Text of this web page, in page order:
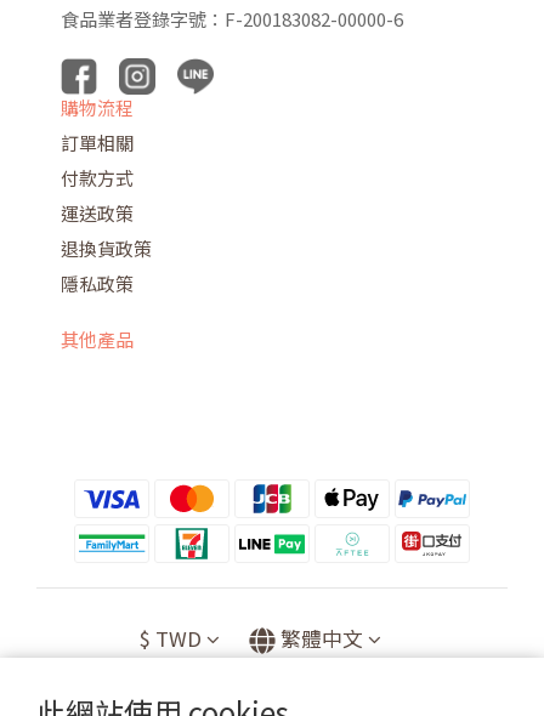
食品業者登錄字號：F-200183082-00000-6
購物流程
訂單相關
付款方式
運送政策
退換貨政策
隱私政策
其他產品
$ TWD 繁體中文